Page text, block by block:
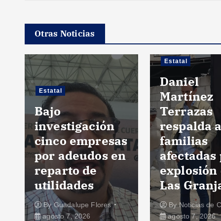
Otras Noticias
Estatal
Bajo
investigación
cinco empresas
por adeudos en
reparto de
utilidades
ByGuadalupe Flores
agosto 7, 2026
Estatal
Daniel
Martínez
Terrazas
respalda a
familias
afectadas
explosión
Las
ByNoticias de
agosto 7, 2026